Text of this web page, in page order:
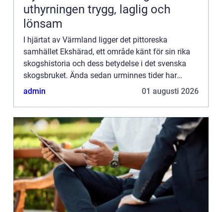
uthyrningen trygg, laglig och
lönsam
I hjärtat av Värmland ligger det pittoreska
samhället Ekshärad, ett område känt för sin rika
skogshistoria och dess betydelse i det svenska
skogsbruket. Ända sedan urminnes tider har
skogen varit en livsnerv f...
admin 01 augusti 2026